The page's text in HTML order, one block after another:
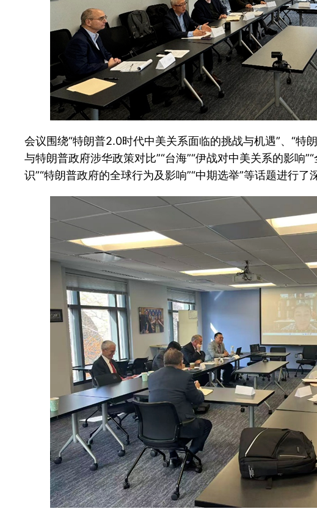
会议围绕“特朗普2.0时代中美关系面临的挑战与机遇”、“特
与特朗普政府涉华政策对比”“台海”“伊战对中美关系的影响
识”“特朗普政府的全球行为及影响”“中期选举”等话题进行了